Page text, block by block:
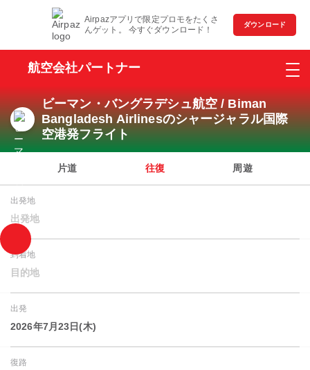
Airpazアプリで限定プロモをたくさ
んゲット。 今すぐダウンロード！
ダウンロード
航空会社パートナー
ビーマン・バングラデシュ航空 / Biman
Bangladesh Airlinesのシャージャラル国際
空港発フライト
片道 往復 周遊
出発地
出発地
到着地
目的地
出発
2026年7月23日(木)
復路